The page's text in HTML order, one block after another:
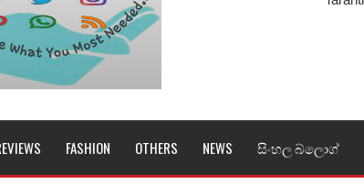
Amma Song Lyrics - ලස්සන අම්මා ගීතයේ පද පෙළ
Gemak Deela Song Lyrics - ගේමක් දීලා ගීතයේ පද පෙළ
Numba Hinda Song Lyrics - නිවුනා නුඹ හින්දා ගීතයේ පද පෙළ
FASHION OTHERS NEWS සිංහල බ්ලොග්